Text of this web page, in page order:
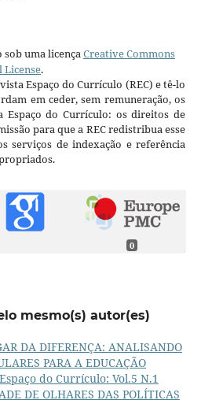
sob uma licençaCreative Commons
.
Espaço do Currículo (REC) e tê-lo
em ceder, sem remuneração, os
Espaço do Currículo: os direitos de
para que a REC redistribua esse
serviços de indexação e referência
0
mesmo(s) autor(es)
DA DIFERENÇA: ANALISANDO
PARA A EDUCAÇÃO
do Currículo: Vol.5 N.1
DE OLHARES DAS POLÍTICAS